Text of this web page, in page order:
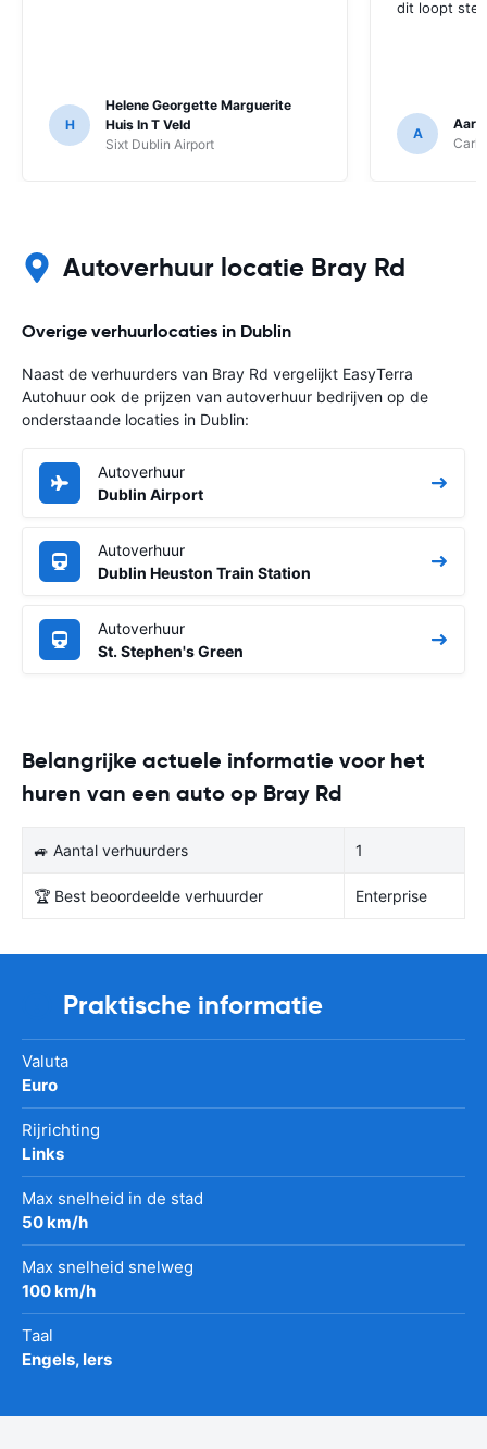
H
Helene Georgette Marguerite
Huis In T Veld
Sixt Dublin Airport
dit loopt
A
Autoverhuur locatie Bray Rd
Overige verhuurlocaties in Dublin
Naast de verhuurders van Bray Rd vergelijkt EasyTerra
Autohuur ook de prijzen van autoverhuur bedrijven op de
onderstaande locaties in Dublin:
Autoverhuur
Dublin Airport
Autoverhuur
Dublin Heuston Train Station
Autoverhuur
St. Stephen's Green
Belangrijke actuele informatie voor het
huren van een auto op Bray Rd
🚙 Aantal verhuurders 1
🏆 Best beoordeelde verhuurder Enterprise
Praktische informatie
Valuta
Euro
Rijrichting
Links
Max snelheid in de stad
50 km/h
Max snelheid snelweg
100 km/h
Taal
Engels, Iers